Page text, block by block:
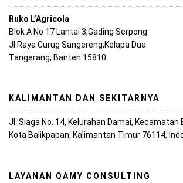
Ruko L’Agricola
Blok A No 17 Lantai 3,Gading Serpong
Jl Raya Curug Sangereng,Kelapa Dua
Tangerang, Banten 15810
KALIMANTAN DAN SEKITARNYA
Jl. Siaga No. 14, Kelurahan Damai, Kecamatan
Kota Balikpapan, Kalimantan Timur 76114,
LAYANAN QAMY CONSULTING